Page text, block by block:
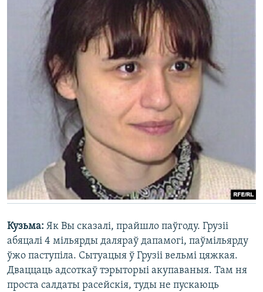
Кузьма: Як Вы сказалі, прайшло паўгоду. Грузіі
абяцалі 4 мільярды даляраў дапамогі, паўмільярду
ўжо паступіла. Сытуацыя ў Грузіі вельмі цяжкая.
Дваццаць адсоткаў тэрыторыі акупаваныя. Там ня
проста салдаты расейскія, туды не пускаюць